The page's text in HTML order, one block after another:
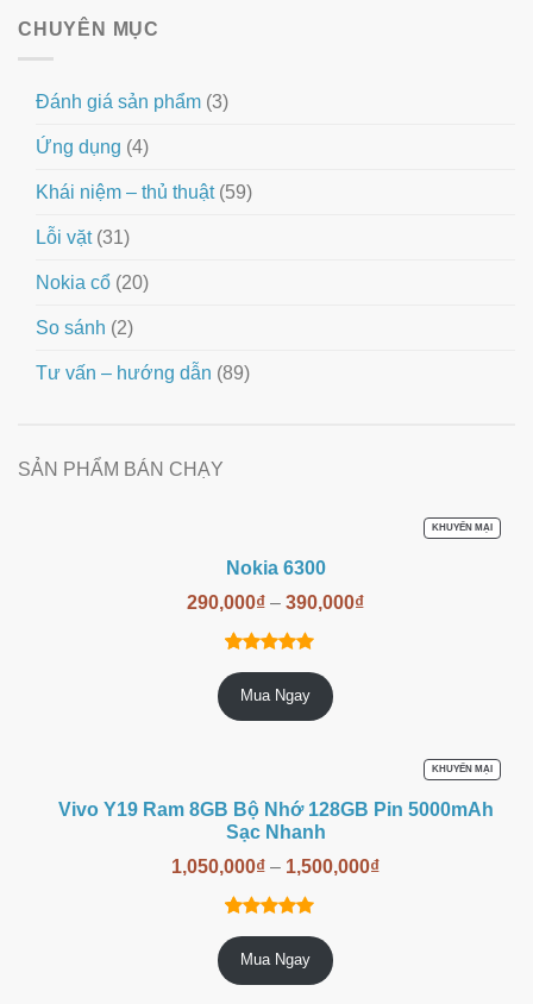
CHUYÊN MỤC
Đánh giá sản phẩm (3)
Ứng dụng (4)
Khái niệm – thủ thuật(59)
Lỗi vặt(31)
Nokia cổ (20)
So sánh (2)
Tư vấn – hướng dẫn (89)
SẢN PHẨM BÁN CHẠY
Nokia 6300
KHUYẾN MẠI SẢN
PHẨM
290,000₫ – 390,000₫
4.86trên
5 dựa trên
14
Mua Ngay
Vivo Y19 Ram 8GB Bộ Nhớ 128GB Pin 5000mAh
Sạc Nhanh
KHUYẾN MẠI SẢN
PHẨM
GIẢM
1,050,000₫ – 1,500,000₫
5.00trên 5
dựa trên
6
Mua Ngay